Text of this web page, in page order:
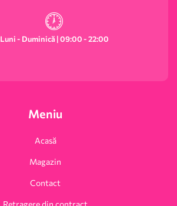
Luni - Duminică | 09:00 - 22:00
Meniu
Acasă
Magazin
Contact
Retragere din contract